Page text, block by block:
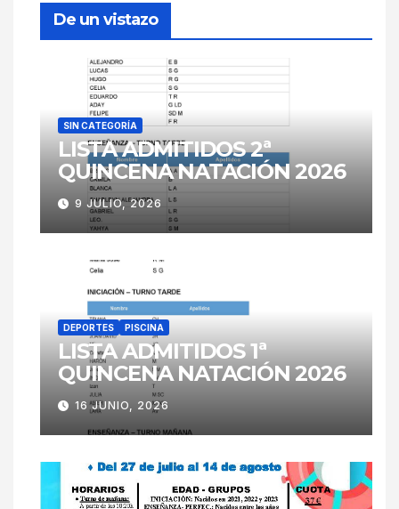
De un vistazo
SIN CATEGORÍA
LISTA ADMITIDOS 2ª
QUINCENA NATACIÓN 2026
9 JULIO, 2026
DEPORTES PISCINA
LISTA ADMITIDOS 1ª
QUINCENA NATACIÓN 2026
16 JUNIO, 2026